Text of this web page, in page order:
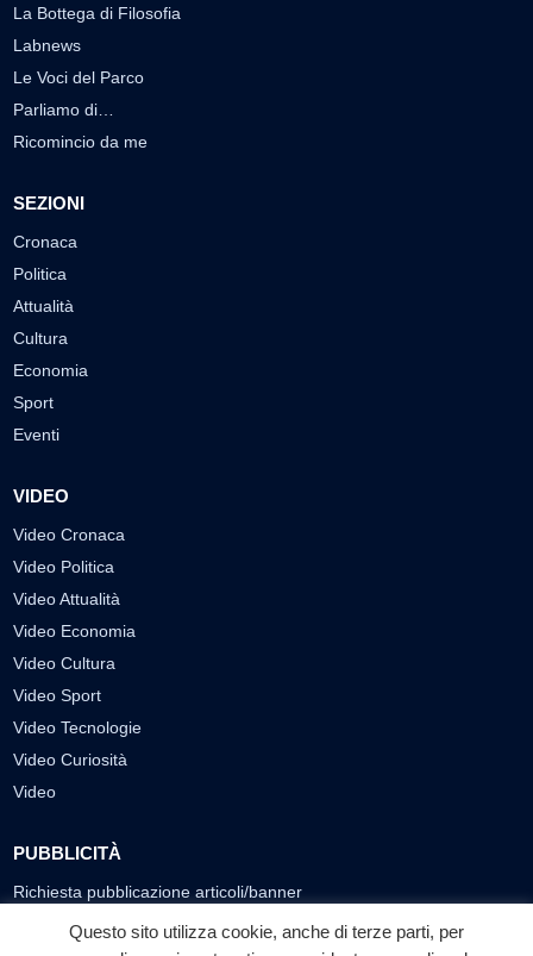
La Bottega di Filosofia
Labnews
Le Voci del Parco
Parliamo di…
Ricomincio da me
SEZIONI
Cronaca
Politica
Attualità
Cultura
Economia
Sport
Eventi
VIDEO
Video Cronaca
Video Politica
Video Attualità
Video Economia
Video Cultura
Video Sport
Video Tecnologie
Video Curiosità
Video
PUBBLICITÀ
Richiesta pubblicazione articoli/banner
SEGUICI SUI SOCIAL
Questo sito utilizza cookie, anche di terze parti, per